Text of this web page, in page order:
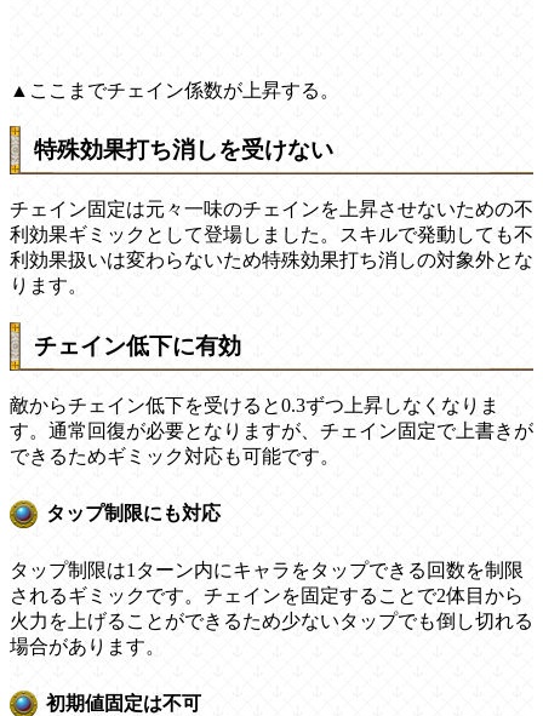
▲ここまでチェイン係数が上昇する。
特殊効果打ち消しを受けない
チェイン固定は元々一味のチェインを上昇させないための不
利効果ギミックとして登場しました。スキルで発動しても不
利効果扱いは変わらないため特殊効果打ち消しの対象外とな
ります。
チェイン低下に有効
敵からチェイン低下を受けると0.3ずつ上昇しなくなりま
す。通常回復が必要となりますが、チェイン固定で上書きが
できるためギミック対応も可能です。
タップ制限にも対応
タップ制限は1ターン内にキャラをタップできる回数を制限
されるギミックです。チェインを固定することで2体目から
火力を上げることができるため少ないタップでも倒し切れる
場合があります。
初期値固定は不可